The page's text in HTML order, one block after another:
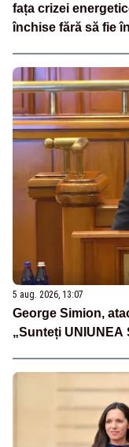
fața crizei
închise fără să fie
5 aug. 2026, 13:07
George Simion,
„Sunteți UNIUNEA